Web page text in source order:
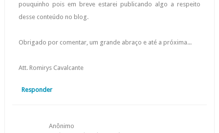
pouquinho pois em breve estarei publicando algo a respeito
desse conteúdo no blog.
Obrigado por comentar, um grande abraço e até a próxima...
Att. Romirys Cavalcante
Responder
Anônimo